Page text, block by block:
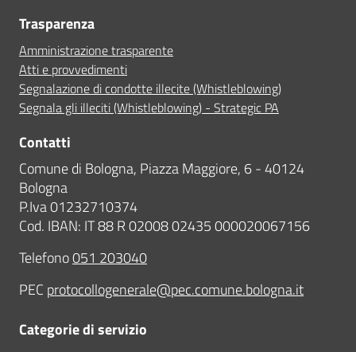
Trasparenza
Amministrazione trasparente
Atti e provvedimenti
Segnalazione di condotte illecite (Whistleblowing)
Segnala gli illeciti (Whistleblowing) - Strategic PA
Contatti
Comune di Bologna, Piazza Maggiore, 6 - 40124
Bologna
P.Iva 01232710374
Cod. IBAN: IT 88 R 02008 02435 000020067156
Telefono051 203040
PEC protocollogenerale@pec.comune.bologna.it
Categorie di servizio